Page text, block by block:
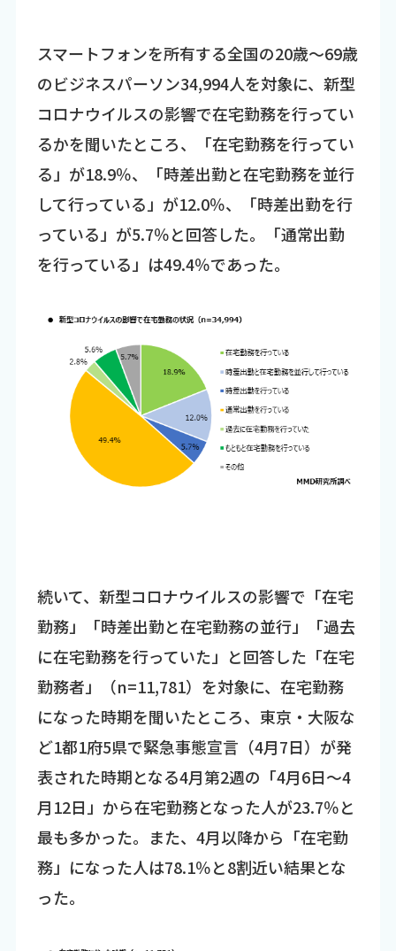
スマートフォンを所有する全国の20歳～69歳
のビジネスパーソン34,994人を対象に、新型
コロナウイルスの影響で在宅勤務を行ってい
るかを聞いたところ、「在宅勤務を行ってい
る」が18.9％、「時差出勤と在宅勤務を並行
して行っている」が12.0％、「時差出勤を行
っている」が5.7％と回答した。「通常出勤
を行っている」は49.4％であった。
続いて、新型コロナウイルスの影響で「在宅
勤務」「時差出勤と在宅勤務の並行」「過去
に在宅勤務を行っていた」と回答した「在宅
勤務者」（n=11,781）を対象に、在宅勤務
になった時期を聞いたところ、東京・大阪な
ど1都1府5県で緊急事態宣言（4月7日）が発
表された時期となる4月第2週の「4月6日～4
月12日」から在宅勤務となった人が23.7％と
最も多かった。また、4月以降から「在宅勤
務」になった人は78.1％と8割近い結果とな
った。